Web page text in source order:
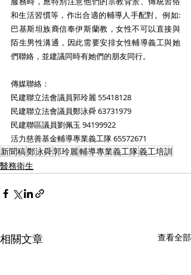
和生活習慣等，作出合適的輔導人手配對。例如:
巴基斯坦族裔信奉伊斯蘭教，女性不可以直接與
陌生男性溝通，因此需要安排女性輔導義工與她
們聯絡，並建議同時有她們的朋友同行。
傳媒聯絡：
民建聯立法會議員郭玲麗 55418128
民建聯立法會議員鄭泳舜 63731979
民建聯區議員劉佩玉 94199922
活力慈善基金輔導專業義工隊 65572671
新聞稿鄭泳舜郭玲麗輔導專業義工隊義工培訓
醫務衛生
相關文章 查看全部